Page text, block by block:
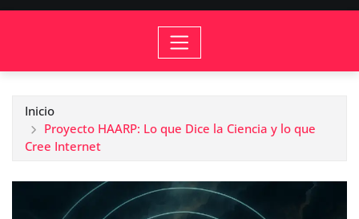
Inicio
Proyecto HAARP: Lo que Dice la Ciencia y lo que
Cree Internet